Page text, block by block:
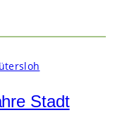
Stadt